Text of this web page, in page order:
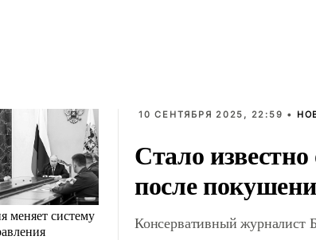
меняет систему
10 СЕНТЯБРЯ 2025, 22:59 •
Стало
после
Консервативный журналист